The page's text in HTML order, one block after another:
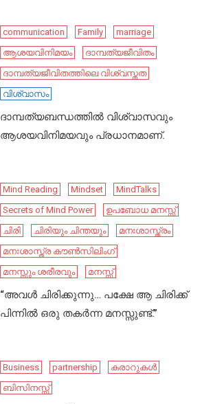
communication Family
marriage
ആശയവിനിമയം
ദാമ്പത്യജീവിതം
ദാമ്പത്യജീവിതത്തിലെ വിശ്വസ്തത
വിശ്വാസം
ദാമ്പത്യബന്ധത്തിൽ വിശ്വാസവും
ആശയവിനിമയവും പ്രധാനമാണ്.
Mind Reading Mindset
MindTalks
Secrets of Mind Power
ഉപബോധ മനസ്സ്
ചിരി
ചിരിയും ചിന്തയും
മനഃശാസ്ത്രം
മനഃശാസ്ത്ര കൗൺസിലിംഗ്
മനസ്സും ശരീരവും
മനസ്സ്
“അവൾ ചിരിക്കുന്നു… പക്ഷേ ആ ചിരിക്ക്
പിന്നിൽ ഒരു തകർന്ന മനസ്സുണ്ട്.”
Business partnership
കരാറുകൾ
ബിസിനസ്സ്